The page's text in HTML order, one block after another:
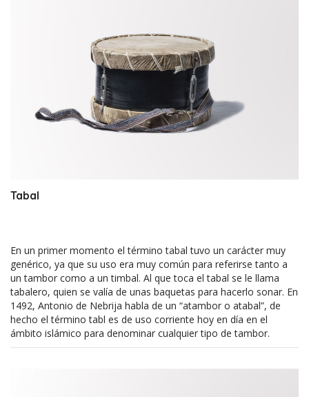
Tabal
En un primer momento el término tabal tuvo un carácter muy
genérico, ya que su uso era muy común para referirse tanto a
un tambor como a un timbal. Al que toca el tabal se le llama
tabalero, quien se valía de unas baquetas para hacerlo sonar. En
1492, Antonio de Nebrija habla de un “atambor o atabal”, de
hecho el término tabl es de uso corriente hoy en día en el
ámbito islámico para denominar cualquier tipo de tambor.